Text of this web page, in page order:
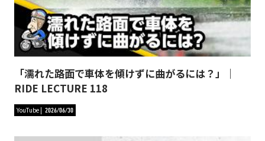
「濡れた路面で車体を傾けずに曲がるには？」｜
RIDE LECTURE 118
YouTube 2026/06/30